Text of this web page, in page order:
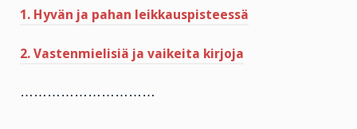
1. Hyvän ja pahan leikkauspisteessä
2. Vastenmielisiä ja vaikeita kirjoja
…………………………